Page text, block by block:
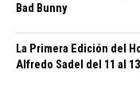
Bad Bunny
La Primera Edición del
Alfredo Sadel del 11 al